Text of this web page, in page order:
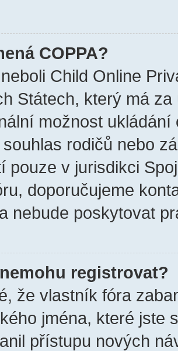
COPPA?
Child Online
Státech, který má
možnost
rodičů nebo
pouze v jurisdikci
doporučujeme
nebude poskytovat
registrovat?
že vlastník fóra
jména, které jste
přístupu nových